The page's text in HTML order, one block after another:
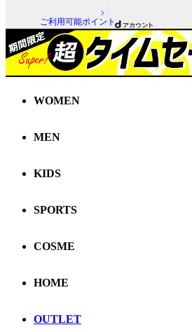
ご利用可能ポイント
WOMEN
MEN
KIDS
SPORTS
COSME
HOME
OUTLET